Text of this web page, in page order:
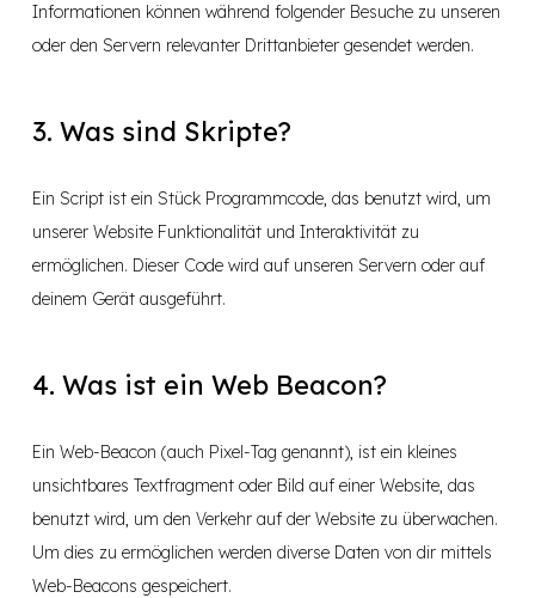
Informationen können während folgender Besuche zu unseren
oder den Servern relevanter Drittanbieter gesendet werden.
3. Was sind Skripte?
Ein Script ist ein Stück Programmcode, das benutzt wird, um
unserer Website Funktionalität und Interaktivität zu
ermöglichen. Dieser Code wird auf unseren Servern oder auf
deinem Gerät ausgeführt.
4. Was ist ein Web Beacon?
Ein Web-Beacon (auch Pixel-Tag genannt), ist ein kleines
unsichtbares Textfragment oder Bild auf einer Website, das
benutzt wird, um den Verkehr auf der Website zu überwachen.
Um dies zu ermöglichen werden diverse Daten von dir mittels
Web-Beacons gespeichert.